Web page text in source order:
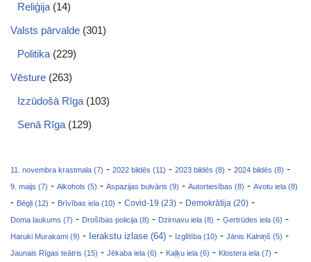
Reliģija (14)
Valsts pārvalde (301)
Politika (229)
Vēsture (263)
Izzūdošā Rīga (103)
Senā Rīga (129)
11. novembra krastmala (7) - 2022 bildēs (11) - 2023 bildēs (8) - 2024 bildēs (8) -
9. maijs (7) - Alkohols (5) - Aspazijas bulvāris (9) - Autortiesības (8) - Avotu iela (8)
- Bēgļi (12) - Brīvības iela (10) - Covid-19 (23) - Demokrātija (20) -
Doma laukums (7) - Drošības policija (8) - Dzirnavu iela (8) - Ģertrūdes iela (6) -
Haruki Murakami (9) - Ierakstu izlase (64) - Izglītība (10) - Jānis Kalniņš (5) -
Jaunais Rīgas teātris (15) - Jēkaba iela (6) - Kaļķu iela (6) - Klostera iela (7) -